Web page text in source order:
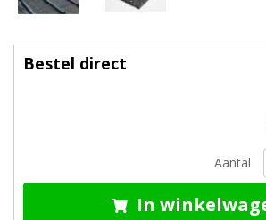
Bestel direct
Aantal
In